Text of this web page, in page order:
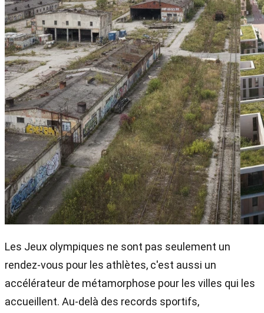
Les Jeux olympiques ne sont pas seulement un
rendez-vous pour les athlètes, c'est aussi un
accélérateur de métamorphose pour les villes qui les
accueillent. Au-delà des records sportifs,